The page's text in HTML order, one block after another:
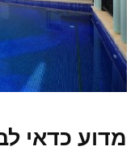
מדוע כדאי